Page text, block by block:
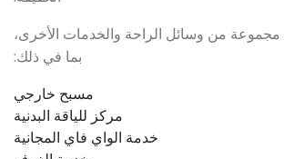
مجموعة من وسائل الراحة والخدمات الأخرى،
بما في ذلك:
مسبح خارجي
مركز للياقة البدنية
خدمة الواي فاي المجانية